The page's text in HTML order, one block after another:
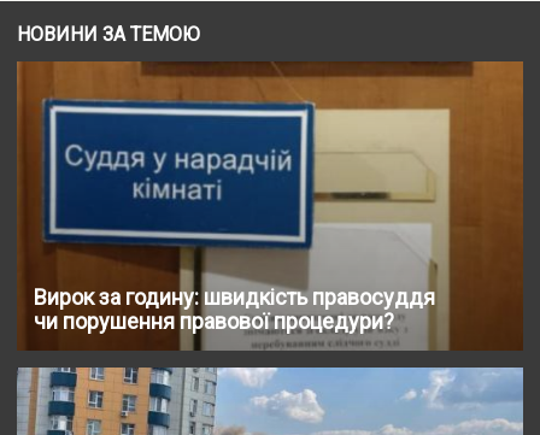
НОВИНИ ЗА ТЕМОЮ
Вирок за годину: швидкість правосуддя
чи порушення правової процедури?